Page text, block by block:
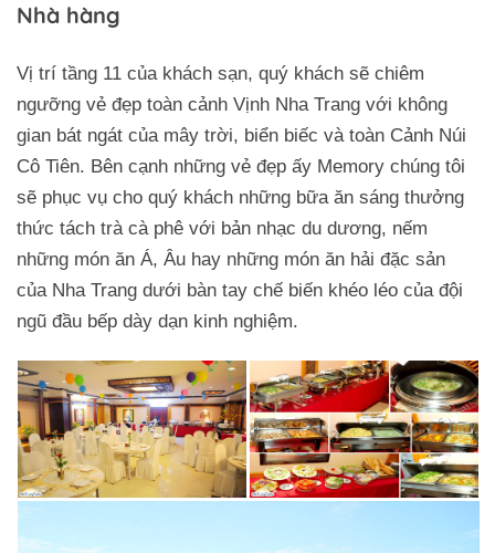
Nhà hàng
Vị trí tầng 11 của khách sạn, quý khách sẽ chiêm
ngưỡng vẻ đẹp toàn cảnh Vịnh Nha Trang với không
gian bát ngát của mây trời, biển biếc và toàn Cảnh Núi
Cô Tiên. Bên cạnh những vẻ đẹp ấy Memory chúng tôi
sẽ phục vụ cho quý khách những bữa ăn sáng thưởng
thức tách trà cà phê với bản nhạc du dương, nếm
những món ăn Á, Âu hay những món ăn hải đặc sản
của Nha Trang dưới bàn tay chế biến khéo léo của đội
ngũ đầu bếp dày dạn kinh nghiệm.